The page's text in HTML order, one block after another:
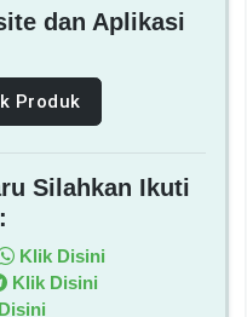
dan Aplikasi
Produk
Silahkan Ikuti
Klik Disini
Klik Disini